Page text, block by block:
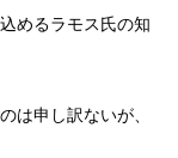
めるラモス氏の知
は申し訳ないが、